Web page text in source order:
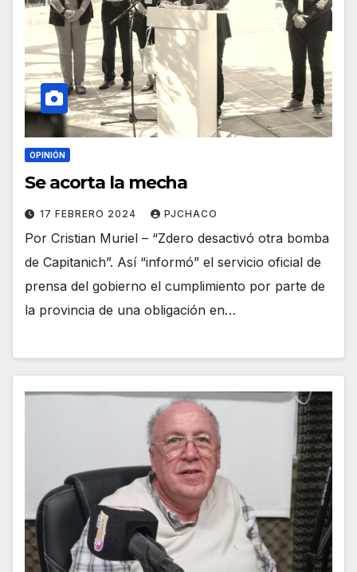
OPINIÓN
Se acorta la mecha
17 FEBRERO 2024 PJCHACO
Por Cristian Muriel – “Zdero desactivó otra bomba
de Capitanich”. Así “informó” el servicio oficial de
prensa del gobierno el cumplimiento por parte de
la provincia de una obligación en…